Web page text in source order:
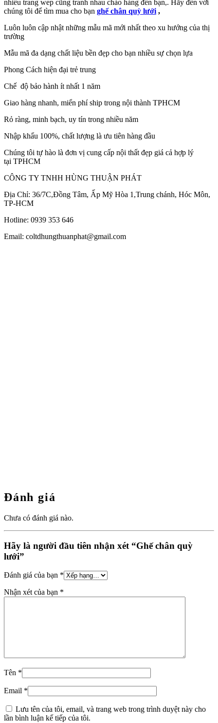
nhiều trang wep cũng tranh nhau chào hàng đến bạn,. Hãy đến với
chúng tôi để tìm mua cho bạn ghế chân quỳ lưới ,
Luôn luôn cập nhật những mẫu mã mới nhất theo xu hướng của thị
trường
Mẫu mã đa dạng chất liệu bền đẹp cho bạn nhiều sự chọn lựa
Phong Cách hiện đại trẻ trung
Chế độ bảo hành ít nhất 1 năm
Giao hàng nhanh, miển phí ship trong nội thành TPHCM
Rỏ ràng, minh bạch, uy tín trong nhiều năm
Nhập khẩu 100%, chất lượng là ưu tiên hàng đầu
Chúng tôi tự hào là đơn vị cung cấp nội thất đẹp giá cả hợp lý
tại TPHCM
CÔNG TY TNHH HÙNG THUẬN PHÁT
Địa Chỉ: 36/7C,Đồng Tâm, Ấp Mỹ Hòa 1,Trung chánh, Hóc Môn,
TP-HCM
Hotline: 0939 353 646
Email: coltdhungthuanphat@gmail.com
Đánh giá
Chưa có đánh giá nào.
Hãy là người đầu tiên nhận xét “Ghế chân quỳ
lưới”
Đánh giá của bạn *
Nhận xét của bạn *
Tên *
Email *
Lưu tên của tôi, email, và trang web trong trình duyệt này cho
lần bình luận kế tiếp của tôi.